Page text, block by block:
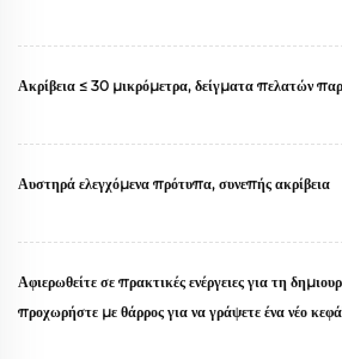
Ακρίβεια ≤ 30 μικρόμετρα, δείγματα πελατών
Αυστηρά ελεγχόμενα πρότυπα, συνεπής ακρίβεια
Αφιερωθείτε σε πρακτικές ενέργειες για τη
προχωρήστε με θάρρος για να γράψετε ένα νέο